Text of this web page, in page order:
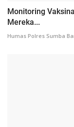
Monitoring
Mereka...
Humas Polres Sumba